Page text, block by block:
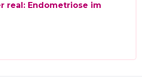
real: Endometriose im